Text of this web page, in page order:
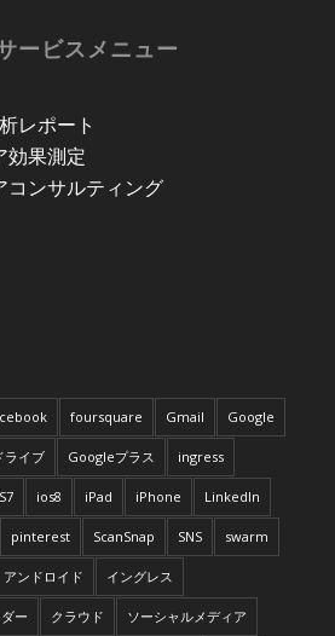
ービスメニュー
レポート
効果測定
コンサルティング
foursquare Gmail Google
イブ Googleプラス ingress
ios8 iPad iPhone LinkedIn
pinterest ScanSnap SNS swarm
アンドロイド イングレス
ー クラウド ソーシャルメディア